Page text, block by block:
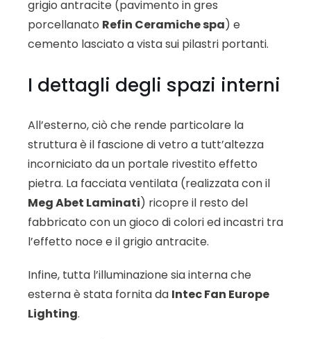
grigio antracite (pavimento in gres
porcellanato Refin Ceramiche spa) e
cemento lasciato a vista sui pilastri portanti.
I dettagli degli spazi interni
All’esterno, ciò che rende particolare la
struttura è il fascione di vetro a tutt’altezza
incorniciato da un portale rivestito effetto
pietra. La facciata ventilata (realizzata con il
Meg Abet Laminati) ricopre il resto del
fabbricato con un gioco di colori ed incastri tra
l’effetto noce e il grigio antracite.
Infine, tutta l’illuminazione sia interna che
esterna è stata fornita da Intec Fan Europe
Lighting.